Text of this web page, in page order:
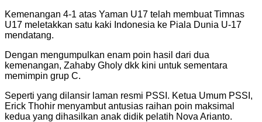
Kemenangan 4-1 atas Yaman U17 telah membuat Timnas
U17 meletakkan satu kaki Indonesia ke Piala Dunia U-17
mendatang.
Dengan mengumpulkan enam poin hasil dari dua
kemenangan, Zahaby Gholy dkk kini untuk sementara
memimpin grup C.
Seperti yang dilansir laman resmi PSSI. Ketua Umum PSSI,
Erick Thohir menyambut antusias raihan poin maksimal
kedua yang dihasilkan anak didik pelatih Nova Arianto.